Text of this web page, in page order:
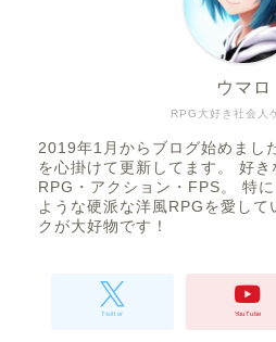
RPG大好き社会人
ウマロ
2019年1月からブログ始めまし
を心掛けて更新してます。 好
RPG・アクション・FPS。 特
ような硬派な洋風RPGを愛して
クが大好物です！